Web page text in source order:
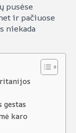
pusėse
ir pačiuose
niekada
karo